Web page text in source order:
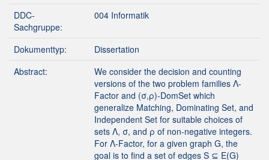
DDC-
Sachgruppe:
004 Informatik
Dokumenttyp:
Dissertation
Abstract:
We consider the decision and counting
versions of the two problem families Λ-
Factor and (σ,ρ)-DomSet which
generalize Matching, Dominating Set, and
Independent Set for suitable choices of
sets Λ, σ, and ρ of non-negative integers.
For Λ-Factor, for a given graph G, the
goal is to find a set of edges S ⊆ E(G)